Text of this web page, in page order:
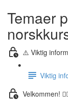
Temaer
⚠️ Viktig
Viktig
Velkommen!